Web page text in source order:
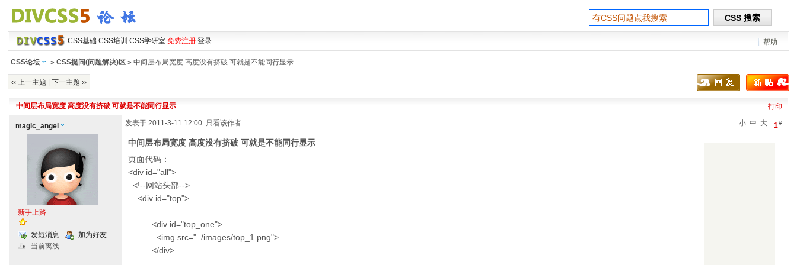
CSS基础 CSS培训 CSS学研室 免费注册 登录 帮助
CSS论坛 »CSS提问(问题解决)区 » 中间层布局宽度 高度没有挤破 可就是不能同行显示
‹‹ 上一主题 |下一主题 ››
打印
中间层布局宽度 高度没有挤破 可就是不能同行显示
magic_angel
新手上路
发短消息
加为好友
当前离线
1#
大
中
小
发表于 2011-3-11 12:00 只看该作者
中间层布局宽度 高度没有挤破 可就是不能同行显示
页面代码：
<div id="all">
<!--网站头部-->
<div id="top">
<div id="top_one">
<img src="../images/top_1.png">
</div>